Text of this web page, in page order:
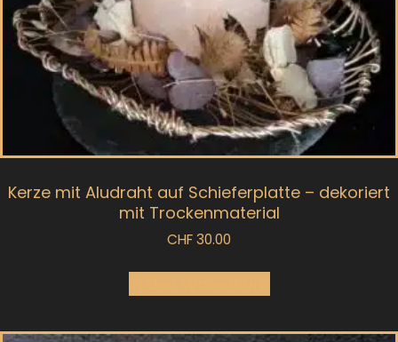
Kerze mit Aludraht auf Schieferplatte – dekoriert
mit Trockenmaterial
CHF30.00